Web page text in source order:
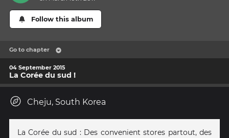
Follow this album
Go to chapter
04 September 2015
La Corée du sud !
Cheju, South Korea
La Corée du sud : Des convenient stores partout, des